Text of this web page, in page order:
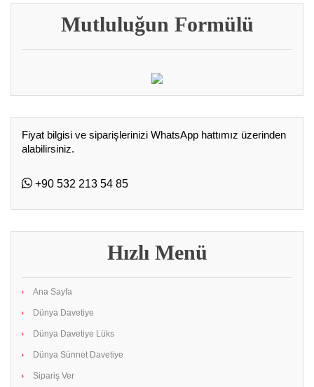
Mutluluğun Formülü
Fiyat bilgisi ve siparişlerinizi WhatsApp hattımız üzerinden
alabilirsiniz.
+90 532 213 54 85
Hızlı Menü
Ana Sayfa
Dünya Davetiye
Dünya Davetiye Lüks
Dünya Sünnet Davetiye
Sipariş Ver